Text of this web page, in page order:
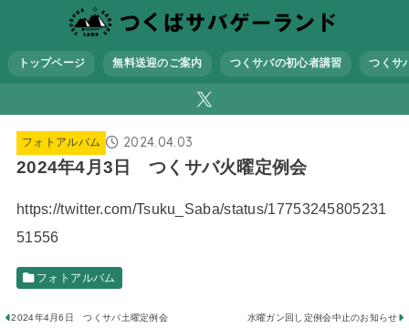
トップページ 無料送迎のご案内 つくサバの初心者講習 つくサ
フォトアルバム 2024.04.03
2024年4月3日 つくサバ火曜定例会
https://twitter.com/Tsuku_Saba/status/17753245805231
51556
フォトアルバム
2024年4月6日 つくサバ土曜定例会 水曜ガン回し定例会中止のお知らせ